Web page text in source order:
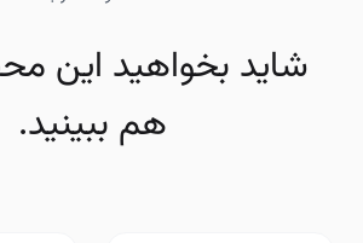
شاید بخواهید این
هم ببینید.